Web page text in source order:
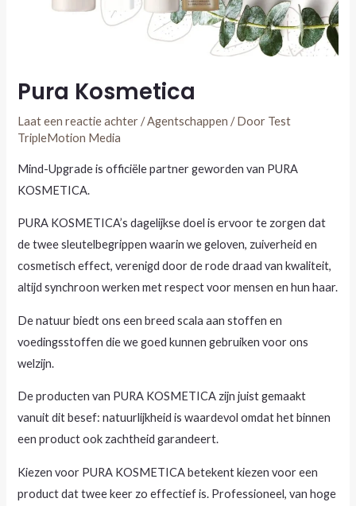
Pura Kosmetica
Laat een reactie achter /Agentschappen / Door Test
TripleMotion Media
Mind-Upgrade is officiële partner geworden van PURA
KOSMETICA.
PURA KOSMETICA’s dagelijkse doel is ervoor te zorgen dat
de twee sleutelbegrippen waarin we geloven, zuiverheid en
cosmetisch effect, verenigd door de rode draad van kwaliteit,
altijd synchroon werken met respect voor mensen en hun haar.
De natuur biedt ons een breed scala aan stoffen en
voedingsstoffen die we goed kunnen gebruiken voor ons
welzijn.
De producten van PURA KOSMETICA zijn juist gemaakt
vanuit dit besef: natuurlijkheid is waardevol omdat het binnen
een product ook zachtheid garandeert.
Kiezen voor PURA KOSMETICA betekent kiezen voor een
product dat twee keer zo effectief is. Professioneel, van hoge